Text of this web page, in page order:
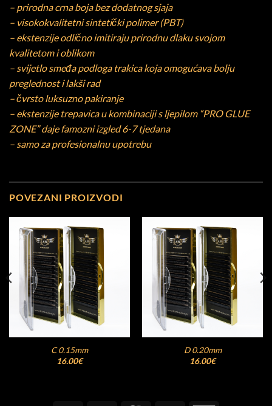
– prirodna crna boja bez dodatnog sjaja
– visokokvalitetni sintetički polimer (PBT)
– ekstenzije odlično imitiraju prirodnu dlaku svojom
kvalitetom i oblikom
– svijetlo smeđa podloga trakica koja omogućava bolju
preglednost i lakši rad
– čvrsto luksuzno pakiranje
– ekstenzije trepavica u kombinaciji s ljepilom “PRO GLUE
ZONE” daje famozni izgled 6-7 tjedana
– samo za profesionalnu upotrebu
POVEZANI PROIZVODI
C 0.15mm
16.00€
D 0.20mm
16.00€